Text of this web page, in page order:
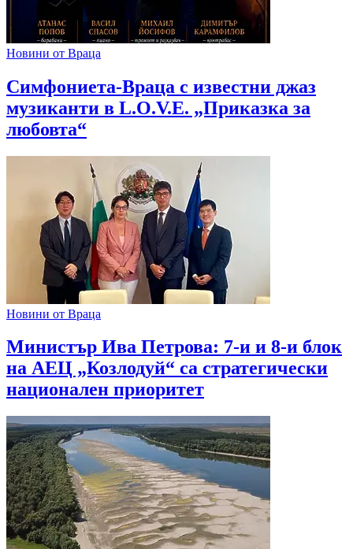
Новини от Враца
Симфониета-Враца с известни джаз
музиканти в L.O.V.E. „Приказка за
любовта“
Новини от Враца
Министър Ива Петрова: 7-и и 8-и блок
на АЕЦ „Козлодуй“ са стратегически
национален приоритет